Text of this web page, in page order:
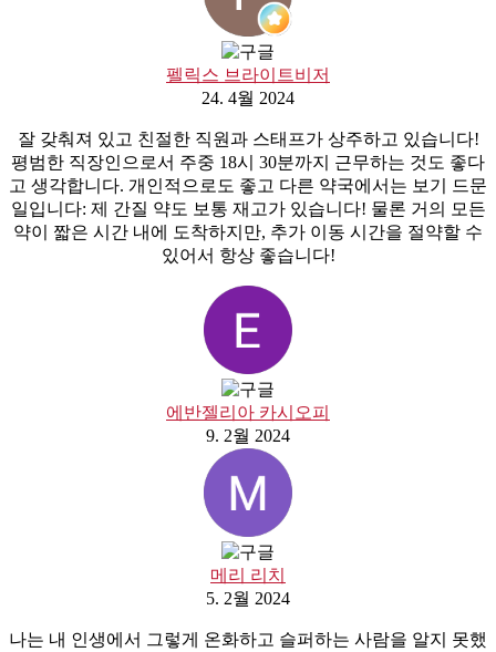
펠릭스 브라이트비저
24. 4월 2024
잘 갖춰져 있고 친절한 직원과 스태프가 상주하고 있습니다!
평범한 직장인으로서 주중 18시 30분까지 근무하는 것도 좋다
고 생각합니다. 개인적으로도 좋고 다른 약국에서는 보기 드문
일입니다: 제 간질 약도 보통 재고가 있습니다! 물론 거의 모든
약이 짧은 시간 내에 도착하지만, 추가 이동 시간을 절약할 수
있어서 항상 좋습니다!
에반젤리아 카시오피
9. 2월 2024
메리 리치
5. 2월 2024
나는 내 인생에서 그렇게 온화하고 슬퍼하는 사람을 알지 못했